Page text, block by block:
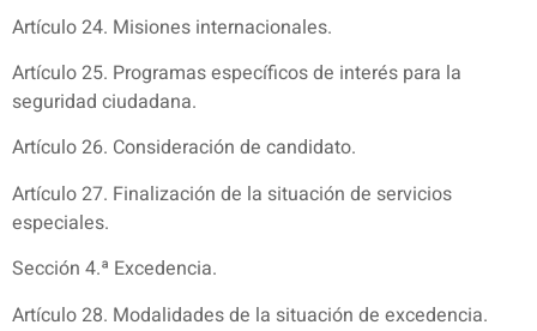
Artículo 24. Misiones internacionales.
Artículo 25. Programas específicos de interés para la
seguridad ciudadana.
Artículo 26. Consideración de candidato.
Artículo 27. Finalización de la situación de servicios
especiales.
Sección 4.ª Excedencia.
Artículo 28. Modalidades de la situación de excedencia.